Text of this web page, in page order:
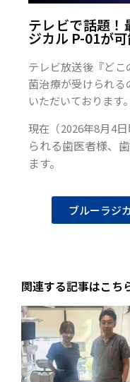
テレビで話題！
ジカル P-01が
テレビ放送後『ど
菌治療が受けられ
いただいております。
現在（2026年8月4
られる歯医者様、
ます。
ブルーラジ
関連する記事はこち